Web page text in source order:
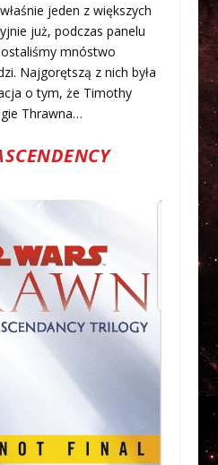
jeden z większych
już, podczas panelu
mnóstwo
Najgorętszą z nich była
o tym, że Timothy
Thrawna…